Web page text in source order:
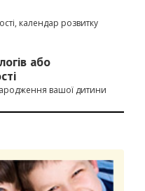
календар розвитку
або
вашої дитини